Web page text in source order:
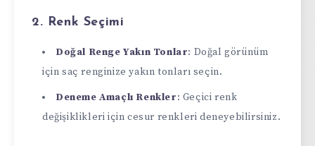
2. Renk Seçimi
Doğal Renge Yakın Tonlar: Doğal görünüm
için saç renginize yakın tonları seçin.
Deneme Amaçlı Renkler: Geçici renk
değişiklikleri için cesur renkleri deneyebilirsiniz.